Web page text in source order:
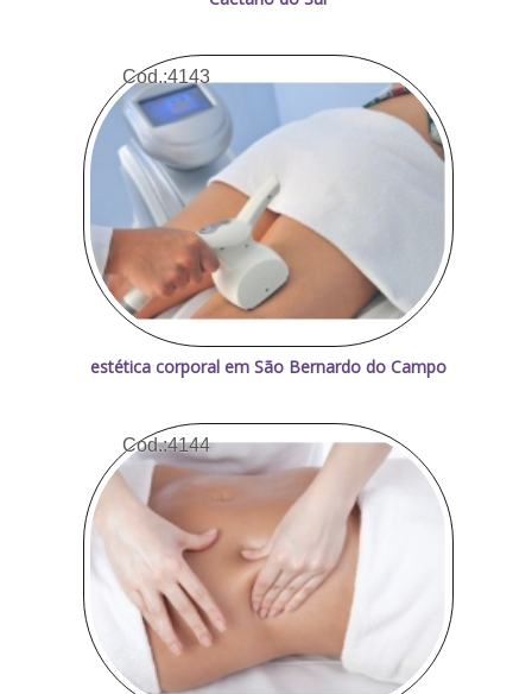
Cod.:4143
estética corporal em São Bernardo do Campo
Cod.:4144